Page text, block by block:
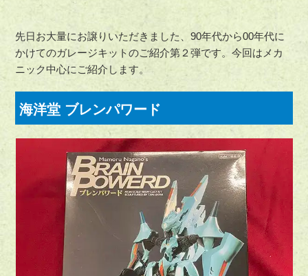
先日お大量にお譲りいただきました、90年代から00年代に
かけてのガレージキットのご紹介第２弾です。今回はメカ
ニック中心にご紹介します。
海洋堂 ブレンパワード